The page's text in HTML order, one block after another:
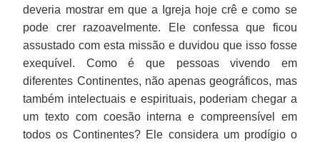
deveria mostrar em que a Igreja hoje crê e como se
pode crer razoavelmente. Ele confessa que ficou
assustado com esta missão e duvidou que isso fosse
exequível. Como é que pessoas vivendo em
diferentes Continentes, não apenas geográficos, mas
também intelectuais e espirituais, poderiam chegar a
um texto com coesão interna e compreensível em
todos os Continentes? Ele considera um prodígio o